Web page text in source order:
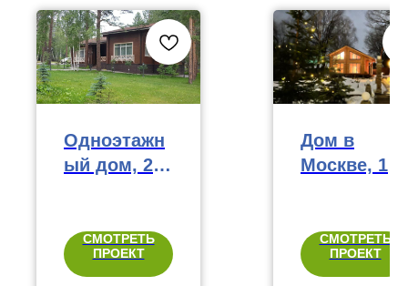
Одноэтажн
ый дом, 217
СМОТРЕТЬ
ПРОЕКТ
Дом в
Москве, 165
СМОТРЕТЬ
ПРОЕКТ